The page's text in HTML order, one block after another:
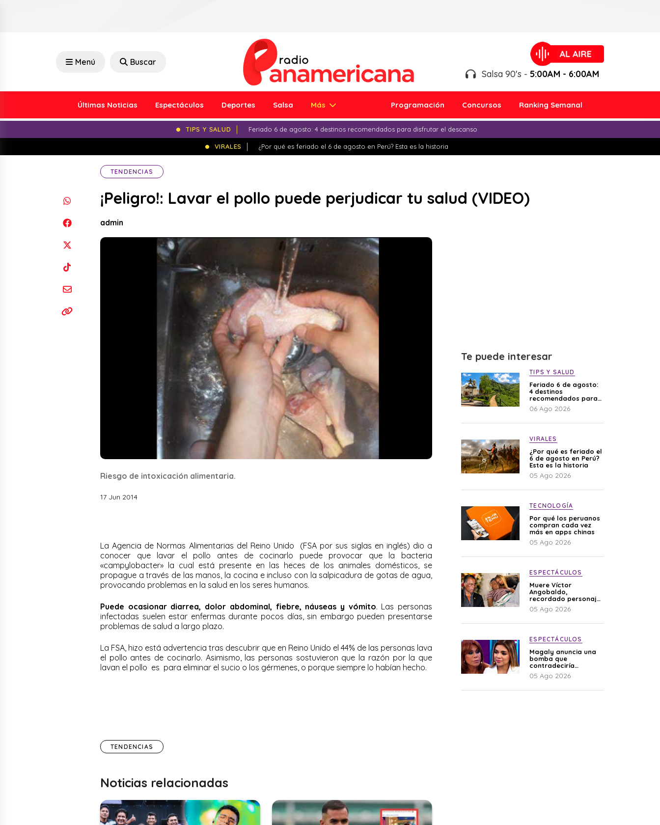
Menú Buscar
Salsa 90's - 5:00AM - 6:00AM
Últimas Noticias Espectáculos Deportes Salsa Más Programación Concursos Ranking Semanal
TIPS Y SALUD Feriado 6 de agosto: 4 destinos recomendados para disfrutar el descanso
VIRALES ¿Por qué es feriado el 6 de agosto en Perú? Esta es la historia
TENDENCIAS
¡Peligro!: Lavar el pollo puede perjudicar tu salud (VIDEO)
admin
Riesgo de intoxicación alimentaria.
17 Jun 2014
La Agencia de Normas Alimentarias del Reino Unido (FSA por sus siglas en inglés)​ dio a
conocer que lavar el pollo antes de cocinarlo puede provocar que la bacteria
«campylobacter» la cual está presente en las heces de los animales domésticos, se
propague a través de las manos, la cocina e incluso con la salpicadura de gotas de agua,
provocando problemas en la salud en los seres humanos.
Puede ocasionar diarrea, dolor abdominal, fiebre, náuseas y vómito. Las personas
infectadas suelen estar enfermas durante pocos días, sin embargo pueden presentarse
problemas de salud a largo plazo.
​La FSA, hizo está advertencia tras descubrir que en Reino Unido el 44% de las personas lava
el pollo antes de cocinarlo. Asimismo, las personas sostuvieron que la razón por la que
lavan el pollo es para eliminar el sucio o los gérmenes, o porque siempre lo habían hecho.
TENDENCIAS
Noticias relacionadas
Te puede interesar
TIPS Y SALUD
Feriado 6 de agosto:
4 destinos
recomendados para
disfrutar el descanso
06 Ago 2026
VIRALES
¿Por qué es feriado el
6 de agosto en Perú?
Esta es la historia
05 Ago 2026
TECNOLOGÍA
Por qué los peruanos
compran cada vez
más en apps chinas
05 Ago 2026
ESPECTÁCULOS
Muere Víctor
Angobaldo,
recordado personaje
de la farándula y
expareja de Shirley
05 Ago 2026
ESPECTÁCULOS
Magaly anuncia una
bomba que
contradeciría
comunicado de La
Bella Luz: “Hay un
05 Ago 2026